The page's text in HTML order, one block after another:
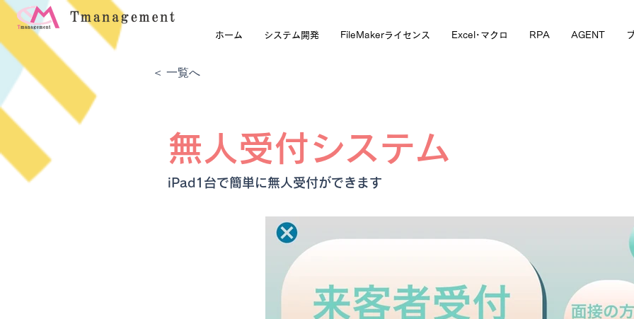
ホーム システム開発 FileMakerライセンス Excel･マクロ RPA AGENT
＜ 一覧へ
無人受付システム
iPad1台で簡単に無人受付ができます